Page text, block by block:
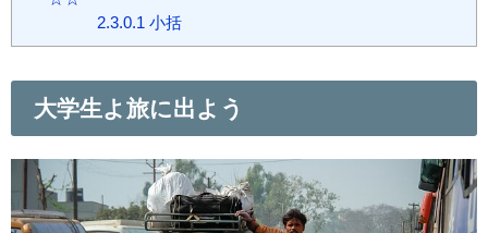
2.3.0.1 小括
大学生よ旅に出よう